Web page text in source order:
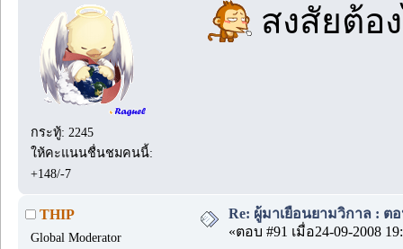
กระทู้: 2245
ให้คะแนนชื่นชมคนนี้:
+148/-7
สงสัยต้อ
THIP
Global Moderator
Re: ผู้มาเยือนยามวิกาล : ต
«ตอบ #91 เมื่อ24-09-2008